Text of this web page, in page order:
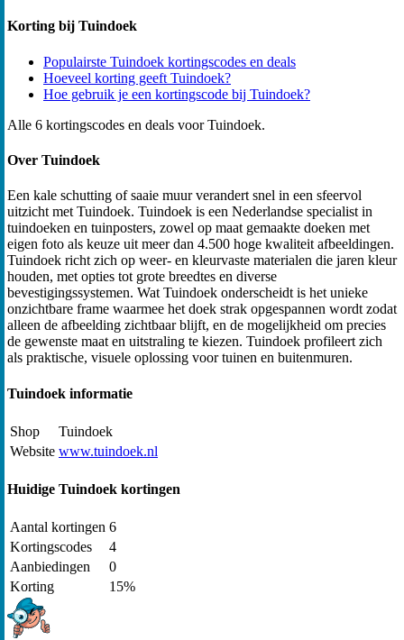
Korting bij Tuindoek
Populairste Tuindoek kortingscodes en deals
Hoeveel korting geeft Tuindoek?
Hoe gebruik je een kortingscode bij Tuindoek?
Alle 6 kortingscodes en deals voor Tuindoek.
Over Tuindoek
Een kale schutting of saaie muur verandert snel in een sfeervol
uitzicht met Tuindoek. Tuindoek is een Nederlandse specialist in
tuindoeken en tuinposters, zowel op maat gemaakte doeken met
eigen foto als keuze uit meer dan 4.500 hoge kwaliteit afbeeldingen.
Tuindoek richt zich op weer- en kleurvaste materialen die jaren kleur
houden, met opties tot grote breedtes en diverse
bevestigingssystemen. Wat Tuindoek onderscheidt is het unieke
onzichtbare frame waarmee het doek strak opgespannen wordt zodat
alleen de afbeelding zichtbaar blijft, en de mogelijkheid om precies
de gewenste maat en uitstraling te kiezen. Tuindoek profileert zich
als praktische, visuele oplossing voor tuinen en buitenmuren.
Tuindoek informatie
Shop
Tuindoek
Website www.tuindoek.nl
Huidige Tuindoek kortingen
Aantal kortingen 6
Kortingscodes
4
Aanbiedingen
0
Korting
15%